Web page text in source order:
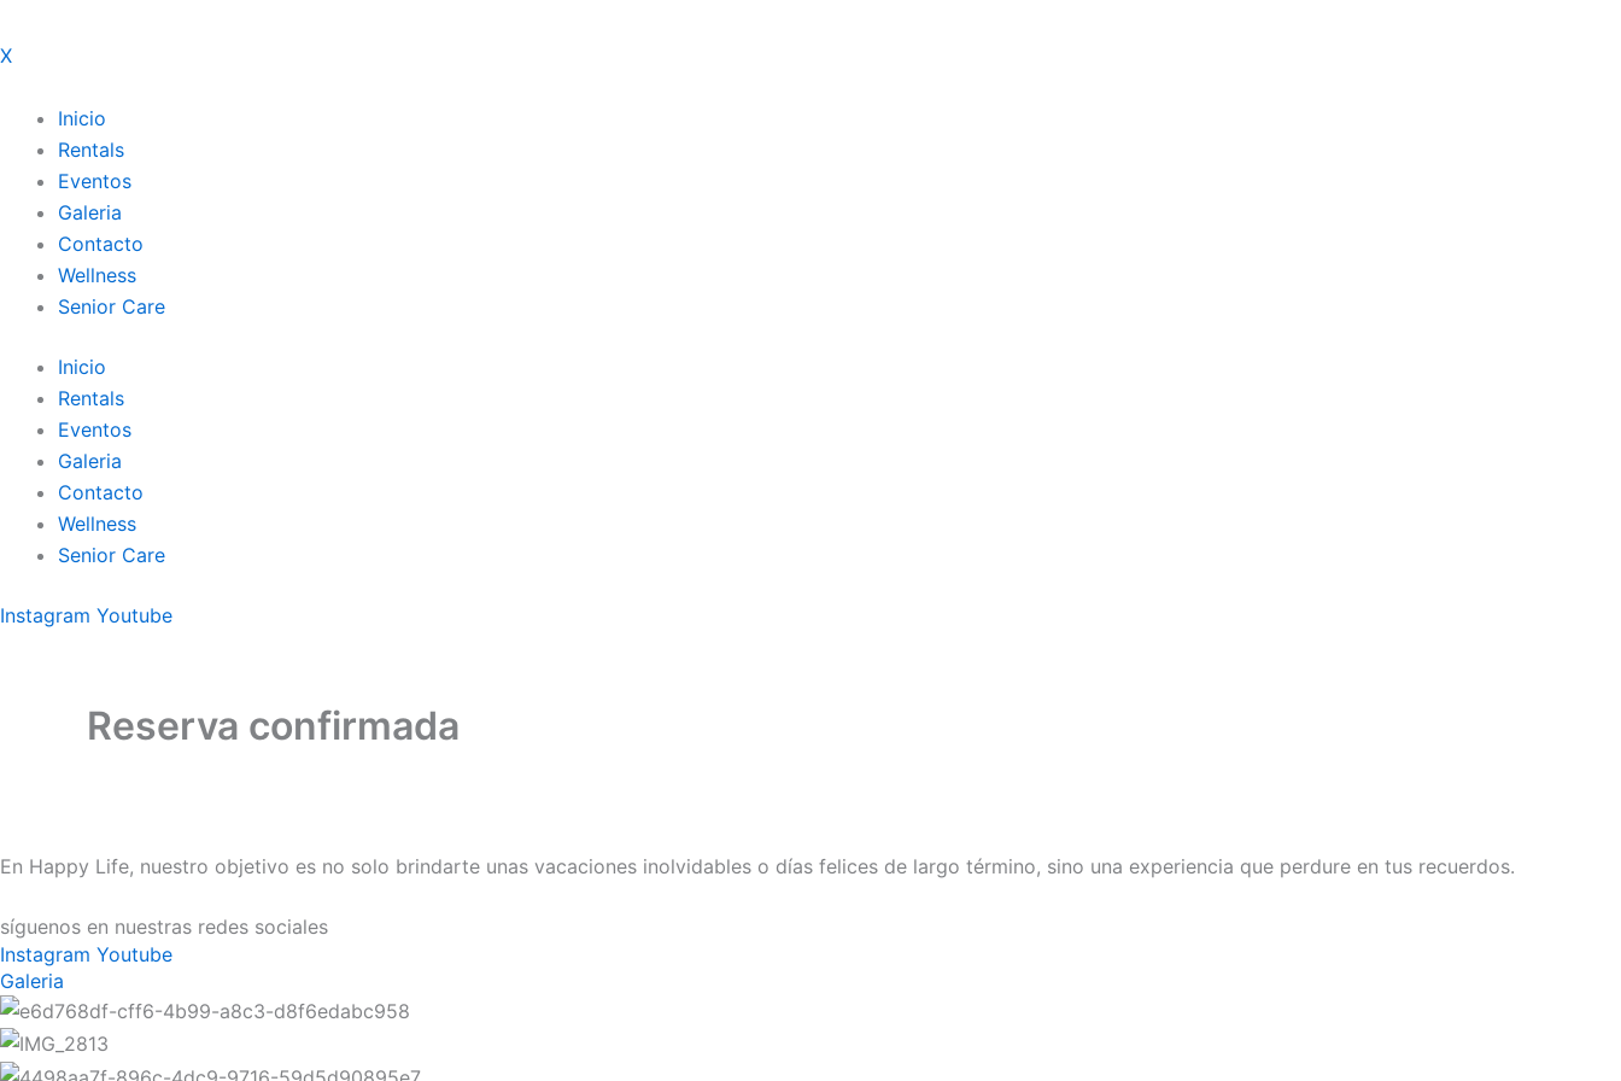
al
X
Inicio
Rentals
Eventos
Galeria
Contacto
Wellness
Senior Care
Inicio
Rentals
Eventos
Galeria
Contacto
Wellness
Senior Care
Instagram Youtube
Reserva confirmada
En Happy Life, nuestro objetivo es no solo brindarte unas vacaciones inolvidables o días felices de largo término, sino una experiencia que perdure en tus recuerdos.
síguenos en nuestras redes sociales
Instagram Youtube
Galeria